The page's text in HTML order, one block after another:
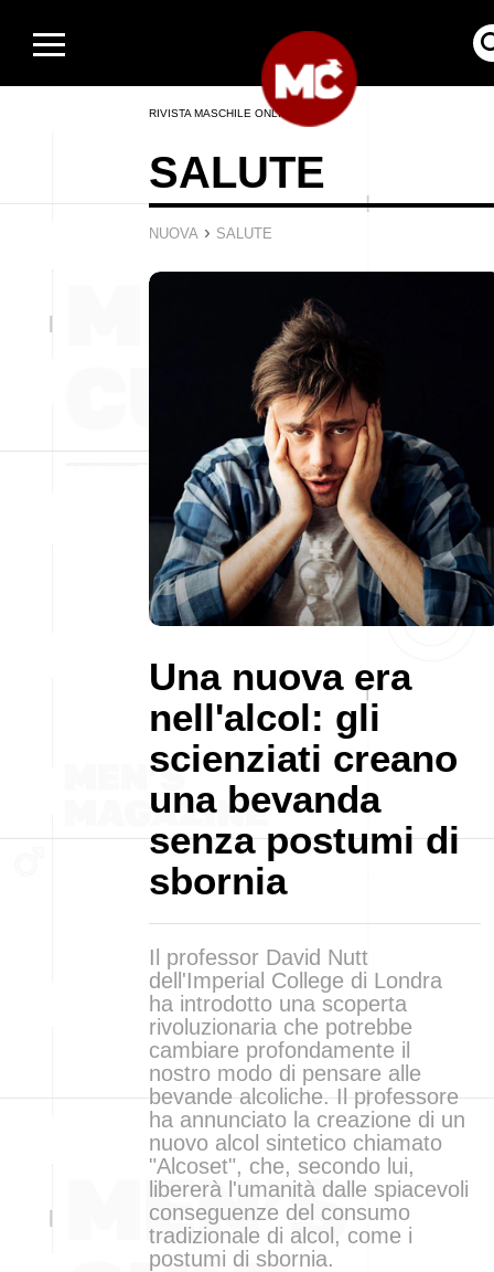
RIVISTA MASCHILE ONLINE
SALUTE
NUOVA › SALUTE
Una nuova era
nell'alcol: gli
scienziati creano
una bevanda
senza postumi di
sbornia
Il professor David Nutt
dell'Imperial College di Londra
ha introdotto una scoperta
rivoluzionaria che potrebbe
cambiare profondamente il
nostro modo di pensare alle
bevande alcoliche. Il professore
ha annunciato la creazione di un
nuovo alcol sintetico chiamato
"Alcoset", che, secondo lui,
libererà l'umanità dalle spiacevoli
conseguenze del consumo
tradizionale di alcol, come i
postumi di sbornia.